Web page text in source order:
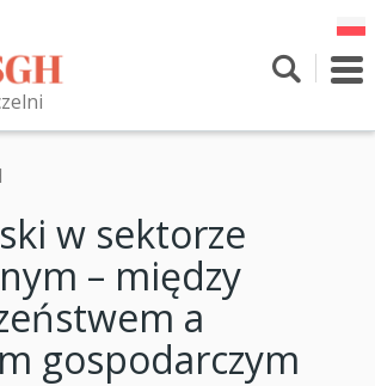
w sektorze
– między
a
gospodarczym